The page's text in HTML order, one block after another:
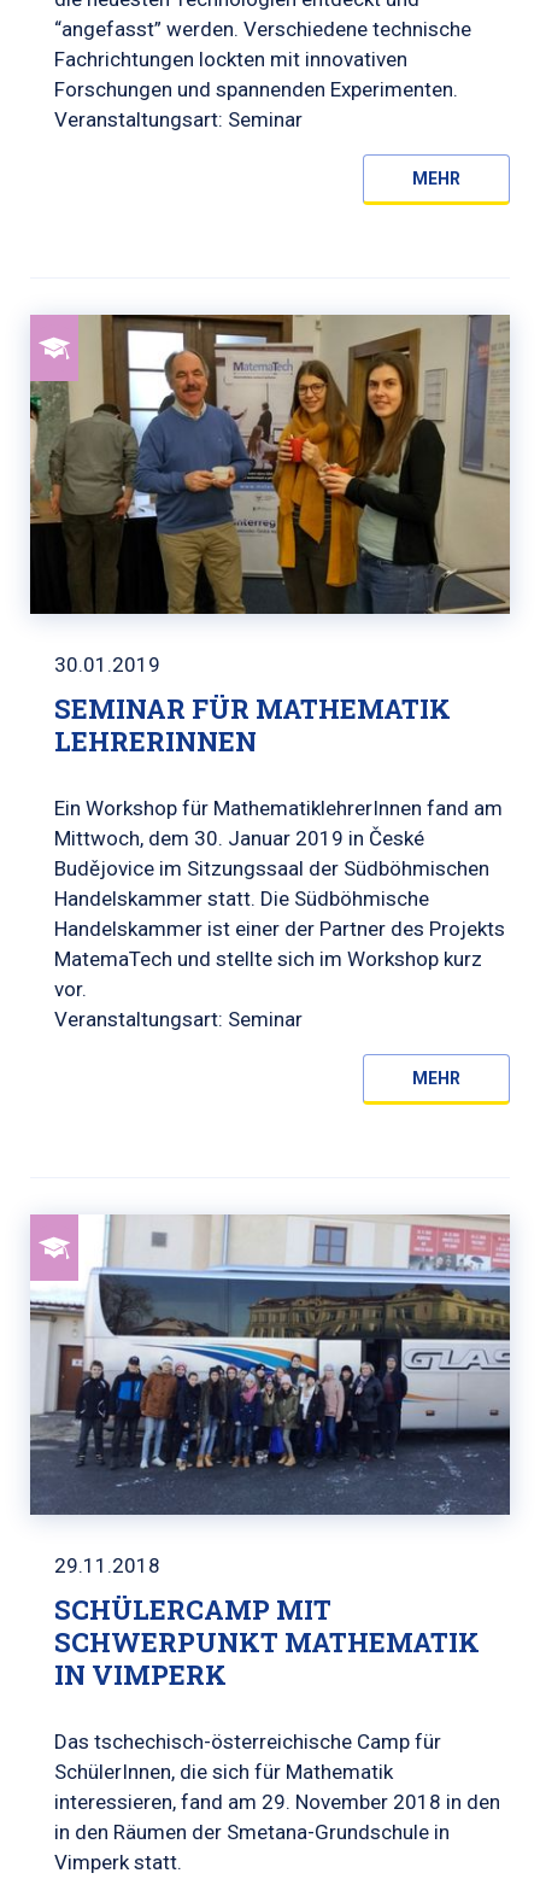
“angefasst” werden. Verschiedene technische
Fachrichtungen lockten mit innovativen
Forschungen und spannenden Experimenten.
Veranstaltungsart: Seminar
MEHR
30.01.2019
SEMINAR FÜR MATHEMATIK
LEHRERINNEN
Ein Workshop für MathematiklehrerInnen fand am
Mittwoch, dem 30. Januar 2019 in České
Budějovice im Sitzungssaal der Südböhmischen
Handelskammer statt. Die Südböhmische
Handelskammer ist einer der Partner des Projekts
MatemaTech und stellte sich im Workshop kurz
vor.
Veranstaltungsart: Seminar
MEHR
29.11.2018
SCHÜLERCAMP MIT
SCHWERPUNKT MATHEMATIK
IN VIMPERK
Das tschechisch-österreichische Camp für
SchülerInnen, die sich für Mathematik
interessieren, fand am 29. November 2018 in den
in den Räumen der Smetana-Grundschule in
Vimperk statt.